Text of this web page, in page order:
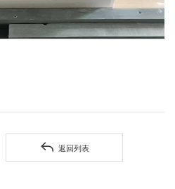
 返回列表